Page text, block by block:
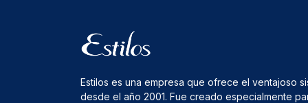
Estilos es una empresa que ofrece el ventajoso
desde el año 2001. Fue creado especialmente